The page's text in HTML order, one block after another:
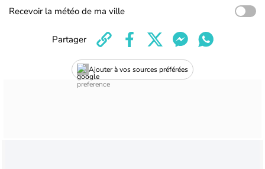
Recevoir la météo de ma ville
Ajouter à vos sources préférées
Partager